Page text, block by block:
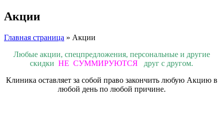
Акции
Главная страница » Акции
Любые акции, спецпредложения, персональные и другие
скидки НЕ СУММИРУЮТСЯ друг с другом.
Клиника оставляет за собой право закончить любую Акцию в
любой день по любой причине.